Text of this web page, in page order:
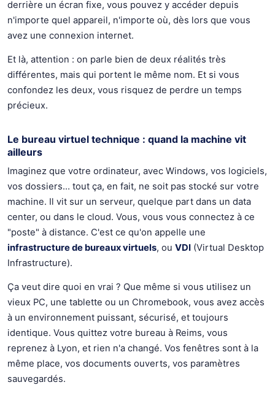
derrière un écran fixe, vous pouvez y accéder depuis
n'importe quel appareil, n'importe où, dès lors que vous
avez une connexion internet.
Et là, attention : on parle bien de deux réalités très
différentes, mais qui portent le même nom. Et si vous
confondez les deux, vous risquez de perdre un temps
précieux.
Le bureau virtuel technique : quand la machine vit
ailleurs
Imaginez que votre ordinateur, avec Windows, vos logiciels,
vos dossiers… tout ça, en fait, ne soit pas stocké sur votre
machine. Il vit sur un serveur, quelque part dans un data
center, ou dans le cloud. Vous, vous vous connectez à ce
"poste" à distance. C'est ce qu'on appelle une
infrastructure de bureaux virtuels, ou VDI (Virtual Desktop
Infrastructure).
Ça veut dire quoi en vrai ? Que même si vous utilisez un
vieux PC, une tablette ou un Chromebook, vous avez accès
à un environnement puissant, sécurisé, et toujours
identique. Vous quittez votre bureau à Reims, vous
reprenez à Lyon, et rien n'a changé. Vos fenêtres sont à la
même place, vos documents ouverts, vos paramètres
sauvegardés.